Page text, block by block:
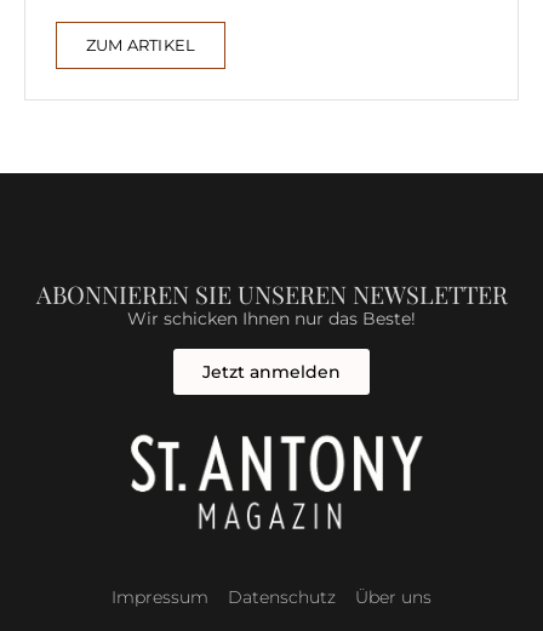
ZUM ARTIKEL
ABONNIEREN SIE UNSEREN NEWSLETTER
Wir schicken Ihnen nur das Beste!
Jetzt anmelden
Impressum Datenschutz Über uns